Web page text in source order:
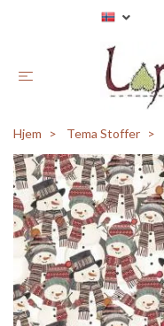
Hjem Tema Stoffer